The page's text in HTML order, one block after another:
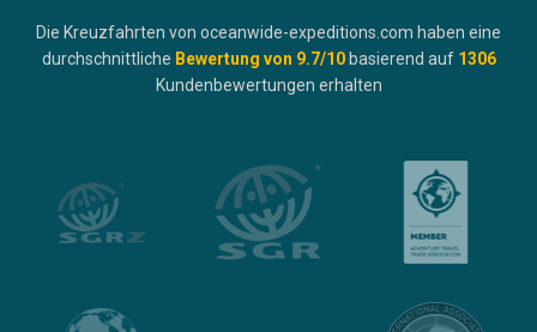
Die Kreuzfahrten von oceanwide-expeditions.com haben eine
durchschnittliche Bewertung von 9.7/10 basierend auf 1306
Kundenbewertungen erhalten